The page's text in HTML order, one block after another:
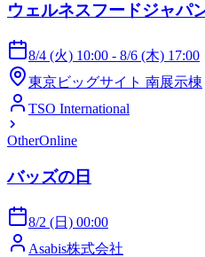
ウェルネスフードジャパ
8/4 (火) 10:00 - 8/6 (木) 17:00
東京ビッグサイト 南展示棟
TSO International
OtherOnline
バッズの日
8/2 (日) 00:00
Asabis株式会社